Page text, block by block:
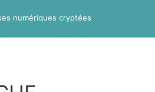
numériques cryptées